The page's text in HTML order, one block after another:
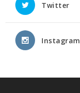
Twitter
Instagram